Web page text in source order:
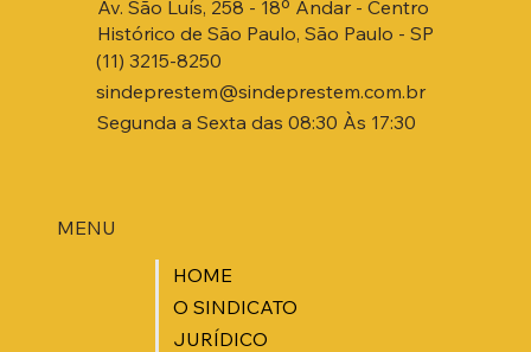
MENU
HOME
O SINDICATO
JURÍDICO
Av. São Luís, 258 - 18º Andar - Centro
Histórico de São Paulo, São Paulo - SP
(11) 3215-8250
sindeprestem@sindeprestem.com.br
Segunda a Sexta das 08:30 Às 17:30